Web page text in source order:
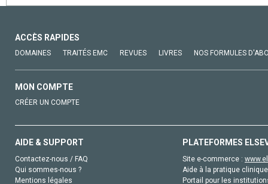
ACCÈS RAPIDES
DOMAINES TRAITÉS EMC REVUES LIVRES NOS FORMULES
MON COMPTE
CRÉER UN COMPTE
AIDE & SUPPORT
Contactez-nous / FAQ
Qui sommes-nous ?
Mentions légales
PLATEFORMES
Site e-commerce :
Aide à la pratique
Portail pour les